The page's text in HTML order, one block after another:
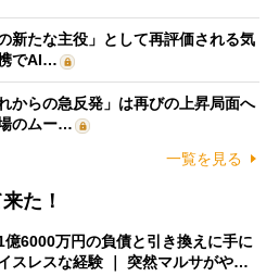
新たな主役」として再評価される気
でAI…
からの急反発」は再びの上昇局面へ
のムー…
一覧を見る
た！
億6000万円の負債と引き換えに手に
スレスな経験 ｜ 突然マルサがや…